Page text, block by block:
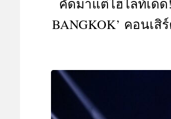
คัดมาแต่ไฮไลท์เด็ด
BANGKOK’ คอนเ